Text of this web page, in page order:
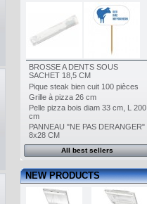
BROSSE A DENTS SOUS
SACHET 18,5 CM
Pique steak bien cuit 100 pièces
Grille à pizza 26 cm
Pelle pizza bois diam 33 cm, L 200
cm
PANNEAU "NE PAS DERANGER"
8x28 CM
All best sellers
NEW PRODUCTS